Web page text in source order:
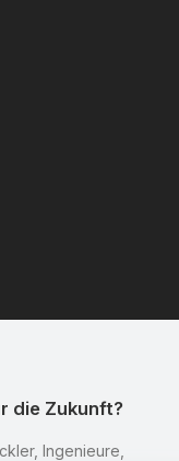
die Zukunft?
Ingenieure,